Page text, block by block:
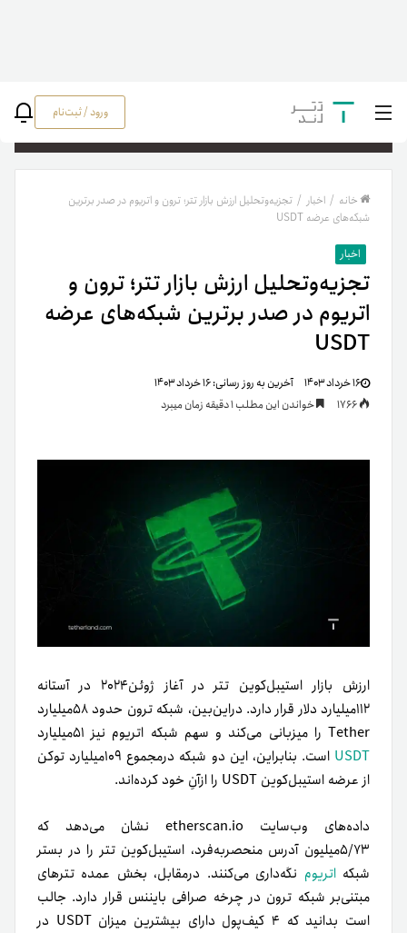
ورود / ثبت‌نام
خانه / اخبار / تجزیه‌وتحلیل ارزش بازار تتر؛ ترون و اتریوم در صدر برترین
شبکه‌های عرضه USDT
اخبار
تجزیه‌وتحلیل ارزش بازار تتر؛ ترون و
اتریوم در صدر برترین شبکه‌های عرضه
USDT
۱۶ خرداد ۱۴۰۳ آخرین به روز رسانی:۱۶ خرداد ۱۴۰۳
خواندن این مطلب 1 دقیقه زمان میبرد
ارزش بازار استیبل‌کوین تتر در آغاز ژوئن۲۰۲۴ در آستانه
۱۱۲میلیارد دلار قرار دارد. دراین‌بین، شبکه ترون حدود ۵۸میلیارد
Tether را میزبانی می‌کند و سهم شبکه اتریوم نیز ۵۱میلیارد
USDT
است. بنابراین، این دو شبکه درمجموع ۱۰۹میلیارد توکن
از عرضه استیبل‌کوین USDT را ازآنِ خود کرده‌اند.
داده‌های وب‌سایت etherscan.io نشان می‌دهد که
۵/۷۳میلیون آدرس منحصربه‌فرد، استیبل‌کوین تتر را در بستر
شبکهاتریوم نگه‌داری می‌کنند. درمقابل، بخش عمده تترهای
مبتنی‌بر شبکه ترون در چرخه صرافی بایننس قرار دارد. جالب
است بدانید که ۴ کیف‌پول دارای بیشترین میزان USDT در